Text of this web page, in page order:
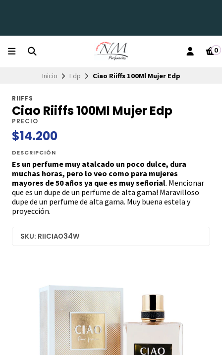
0
Inicio Edp Ciao Riiffs 100Ml Mujer Edp
RIIFFS
Ciao Riiffs 100Ml Mujer Edp
PRECIO
$14.200
DESCRIPCIÓN
Es un perfume muy atalcado un poco dulce, dura
muchas horas, pero lo veo como para mujeres
mayores de 50 años ya que es muy señorial. Mencionar
que es un dupe de un perfume de alta gama! Maravilloso
dupe de un perfume de alta gama. Muy buena estela y
proyección.
SKU: RIICIAO34W